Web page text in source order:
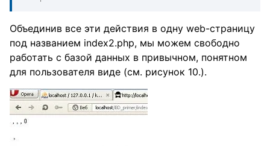
Объединив все эти действия в одну web-страницу
под названием index2.php, мы можем свободно
работать с базой данных в привычном, понятном
для пользователя виде (см. рисунок 10.).